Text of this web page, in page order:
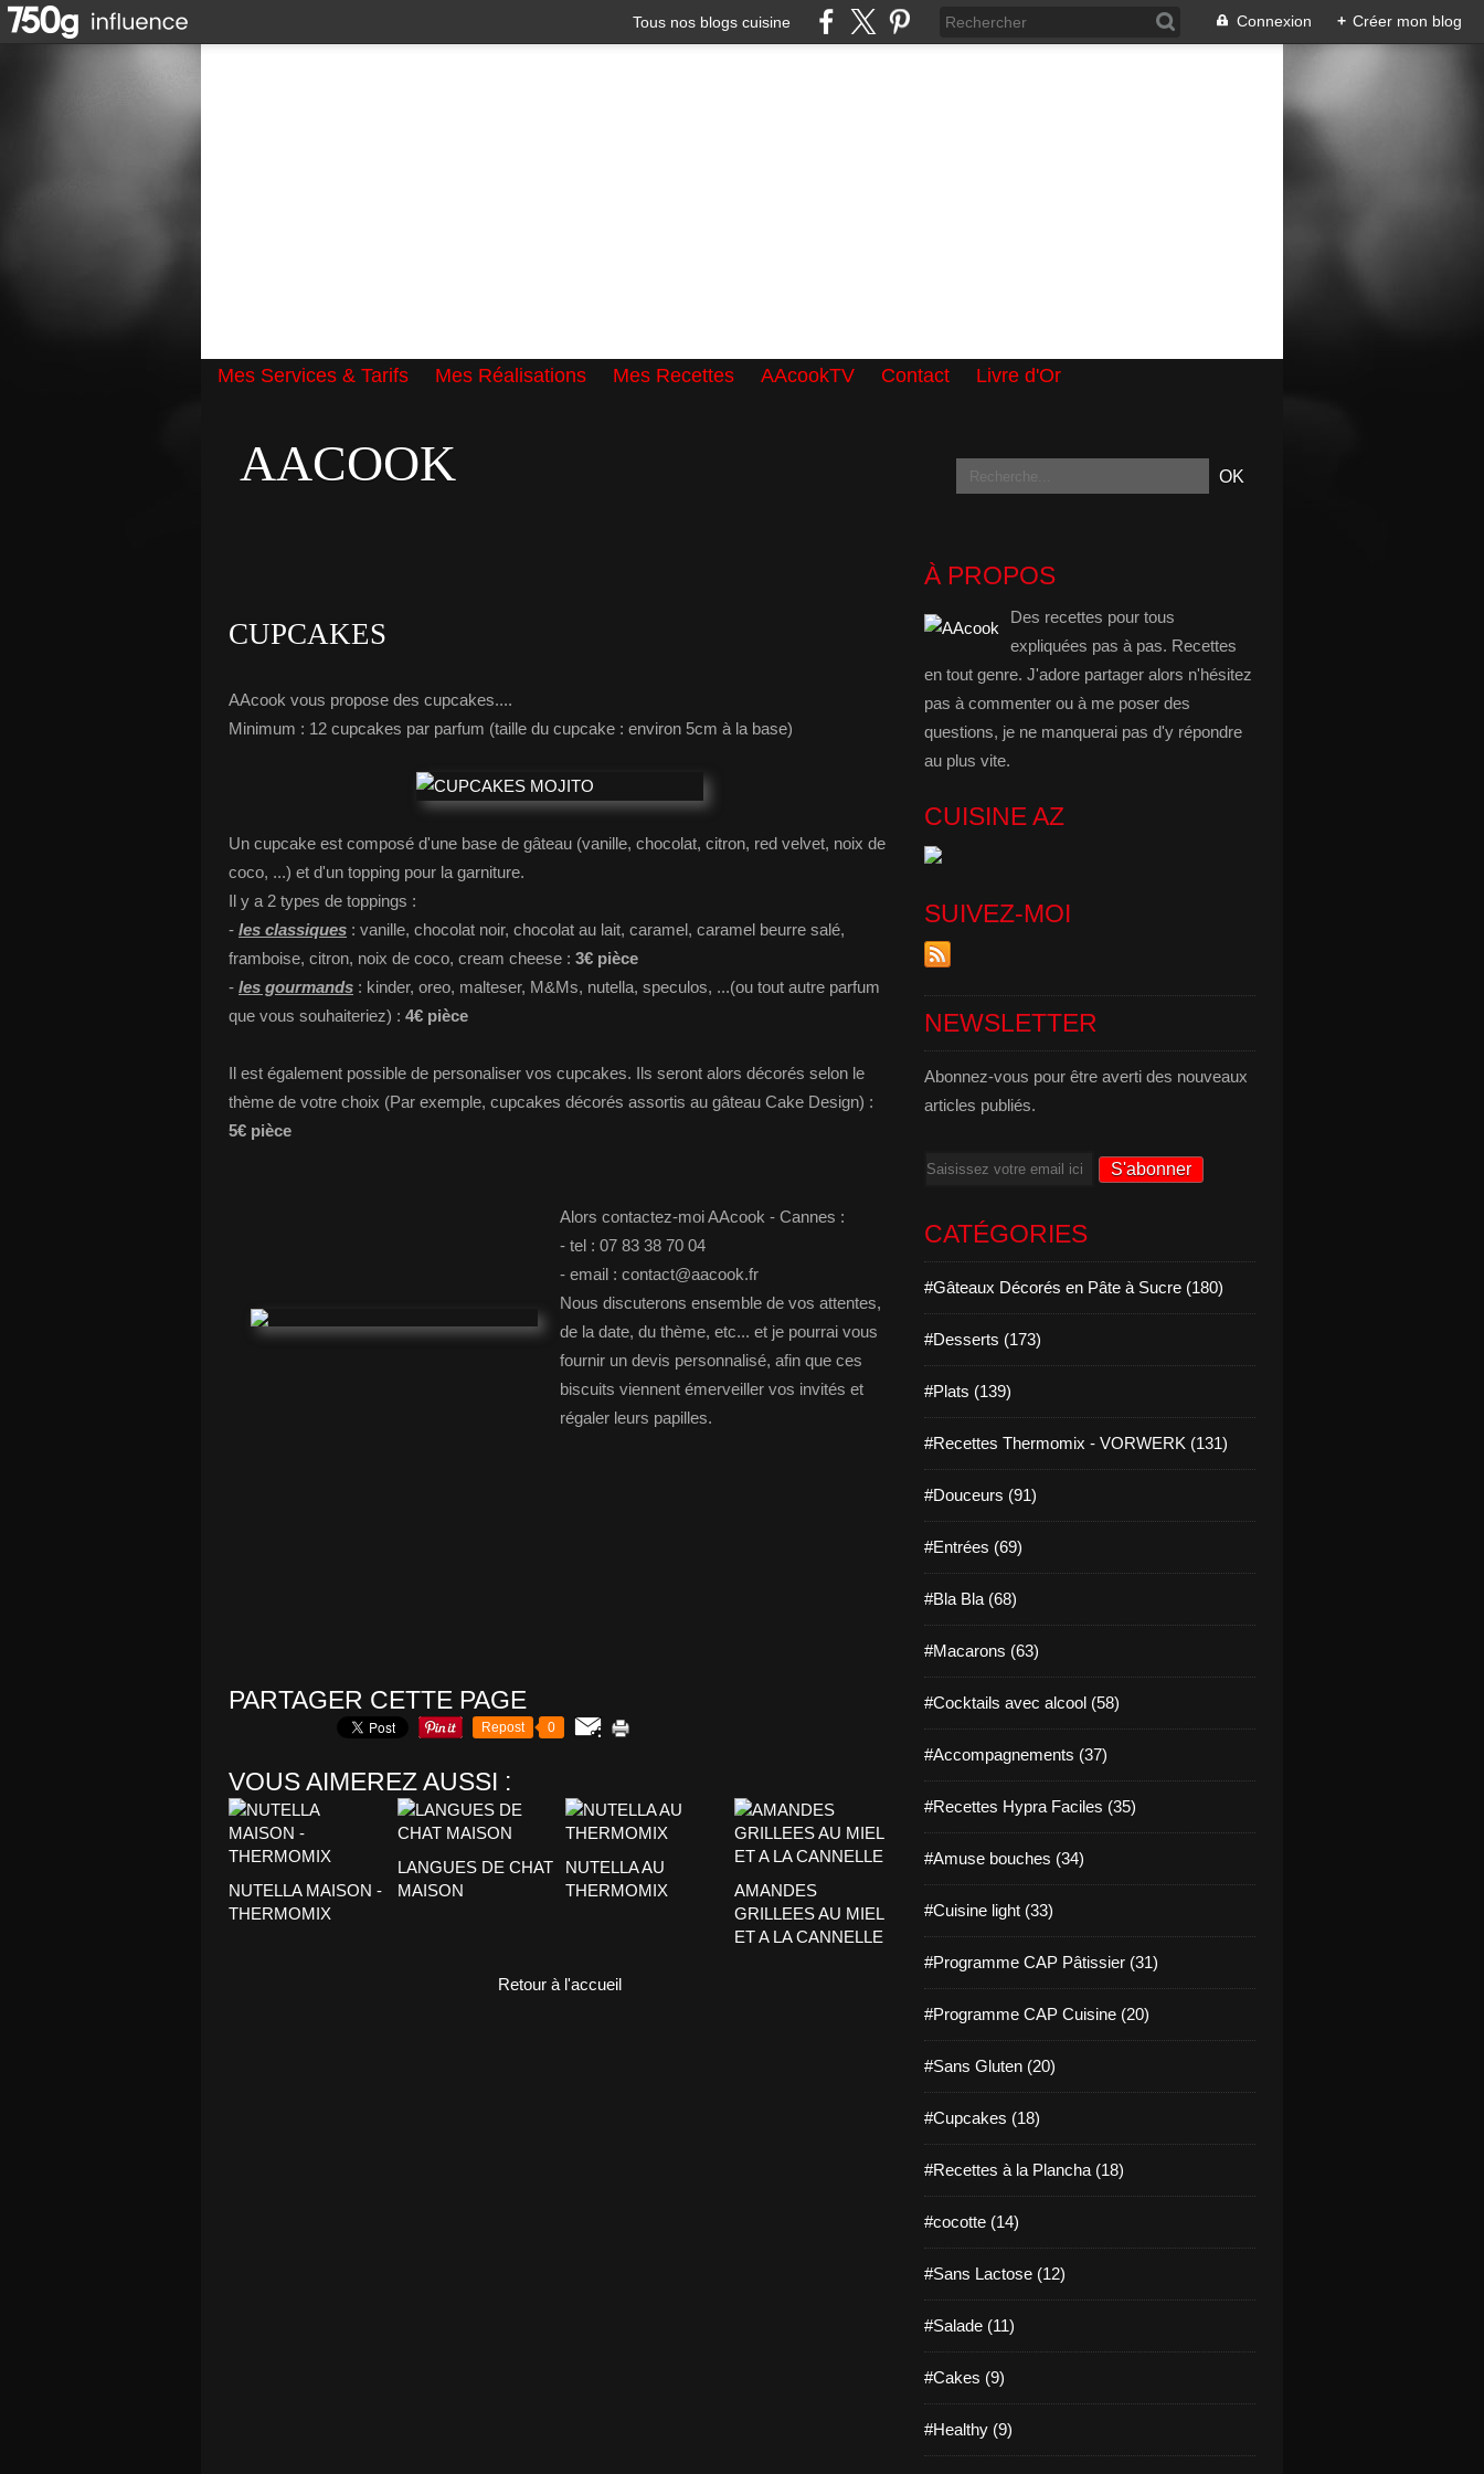
Tous nos blogs cuisine Connexion + Créer mon blog
Mes Services & Tarifs Mes Réalisations Mes Recettes AAcookTV Contact
Livre d'Or
AACOOK
CUPCAKES
AAcook vous propose des cupcakes....
Minimum : 12 cupcakes par parfum (taille du cupcake : environ 5cm à la base)
Un cupcake est composé d'une base de gâteau (vanille, chocolat, citron, red velvet, noix de
coco, ...) et d'un topping pour la garniture.
Il y a 2 types de toppings :
- les classiques : vanille, chocolat noir, chocolat au lait, caramel, caramel beurre salé,
framboise, citron, noix de coco, cream cheese : 3€ pièce
- les gourmands : kinder, oreo, malteser, M&Ms, nutella, speculos, ...(ou tout autre parfum
que vous souhaiteriez) : 4€ pièce
Il est également possible de personaliser vos cupcakes. Ils seront alors décorés selon le
thème de votre choix (Par exemple, cupcakes décorés assortis au gâteau Cake Design) :
5€ pièce
Alors contactez-moi AAcook - Cannes :
- tel : 07 83 38 70 04
- email : contact@aacook.fr
Nous discuterons ensemble de vos attentes,
de la date, du thème, etc... et je pourrai vous
fournir un devis personnalisé, afin que ces
biscuits viennent émerveiller vos invités et
régaler leurs papilles.
PARTAGER CETTE PAGE
Repost 0
VOUS AIMEREZ AUSSI :
NUTELLA MAISON -
THERMOMIX
LANGUES DE CHAT
MAISON
NUTELLA AU
THERMOMIX
AMANDES
GRILLEES AU MIEL
ET A LA CANNELLE
Retour à l'accueil
À PROPOS
Des recettes pour tous
expliquées pas à pas. Recettes
en tout genre. J'adore partager alors n'hésitez
pas à commenter ou à me poser des
questions, je ne manquerai pas d'y répondre
au plus vite.
CUISINE AZ
SUIVEZ-MOI
NEWSLETTER
Abonnez-vous pour être averti des nouveaux
articles publiés.
Email
CATÉGORIES
#Gâteaux Décorés en Pâte à Sucre (180)
#Desserts (173)
#Plats (139)
#Recettes Thermomix - VORWERK (131)
#Douceurs (91)
#Entrées (69)
#Bla Bla (68)
#Macarons (63)
#Cocktails avec alcool (58)
#Accompagnements (37)
#Recettes Hypra Faciles (35)
#Amuse bouches (34)
#Cuisine light (33)
#Programme CAP Pâtissier (31)
#Programme CAP Cuisine (20)
#Sans Gluten (20)
#Cupcakes (18)
#Recettes à la Plancha (18)
#cocotte (14)
#Sans Lactose (12)
#Salade (11)
#Cakes (9)
#Healthy (9)